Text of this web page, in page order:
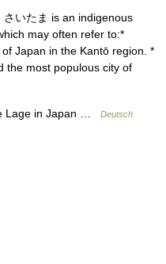
いたま is an indigenous
may often refer to:*
Japan in the Kantō region. *
the most populous city of
Lage in Japan …
Deutsch